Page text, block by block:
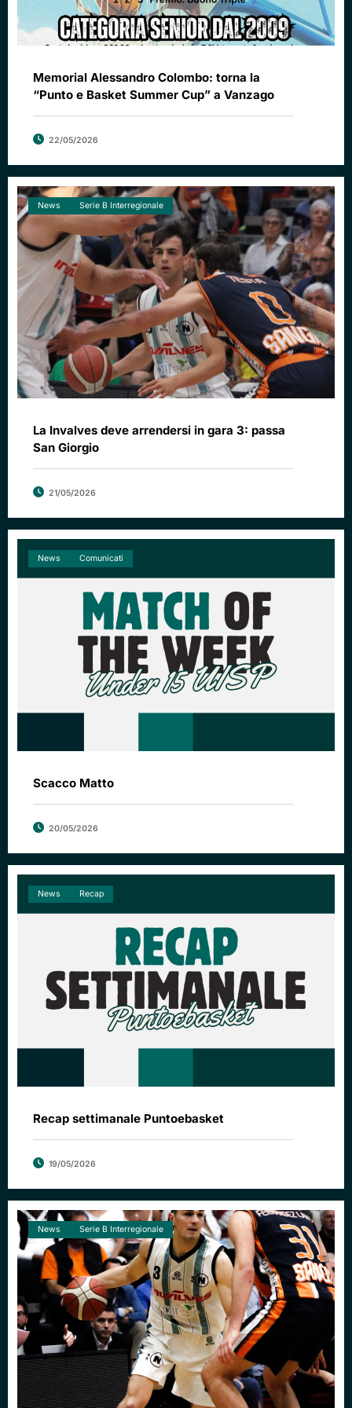
Memorial Alessandro Colombo: torna la
“Punto e Basket Summer Cup” a Vanzago
22/05/2026
News Serie B Interregionale
La Invalves deve arrendersi in gara 3: passa
San Giorgio
21/05/2026
News Comunicati
Scacco Matto
20/05/2026
News Recap
Recap settimanale Puntoebasket
19/05/2026
News Serie B Interregionale